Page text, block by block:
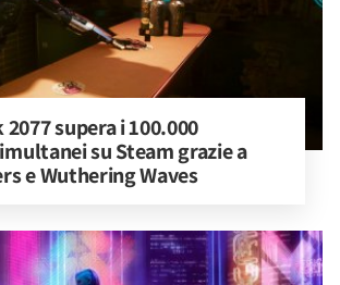
supera i 100.000
su Steam grazie a
e Wuthering Waves